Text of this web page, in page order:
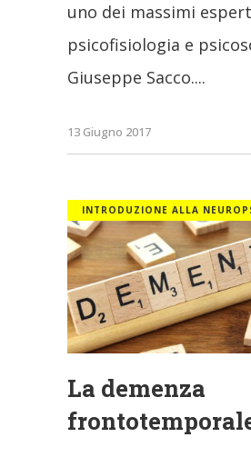
uno dei massimi
psicofisiologia e
Giuseppe Sacco.
13 Giugno 2017
INTRODUZIONE ALLA
La demenza